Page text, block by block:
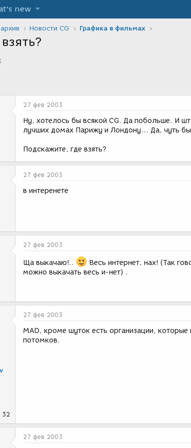
new
Новости CG Графика в фильмах
27 фев 2003
Ну, хотелось бы всякой CG. Да побольше. И
лучших домах Парижу и Лондону... Да, чуть
Подскажите, где взять?
27 фев 2003
в интеренете
27 фев 2003
Ща выкачаю!..
Весь интернет, нах! (Так
можно выкачать весь и-нет) .
32
27 фев 2003
MAD, кроме шуток есть организации, которые
потомков.
27 фев 2003